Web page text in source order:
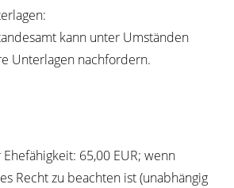
kann unter Umständen
Unterlagen nachfordern.
65,00 EUR; wenn
Recht zu beachten ist (unabhängig